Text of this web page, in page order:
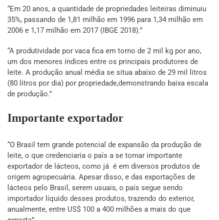
“Em 20 anos, a quantidade de propriedades leiteiras diminuiu
35%, passando de 1,81 milhão em 1996 para 1,34 milhão em
2006 e 1,17 milhão em 2017 (IBGE 2018).”
“A produtividade por vaca fica em torno de 2 mil kg por ano,
um dos menores índices entre os principais produtores de
leite. A produção anual média se situa abaixo de 29 mil litros
(80 litros por dia) por propriedade,demonstrando baixa escala
de produção.”
Importante exportador
“O Brasil tem grande potencial de expansão da produção de
leite, o que credenciaria o país a se tornar importante
exportador de lácteos, como já é em diversos produtos de
origem agropecuária. Apesar disso, e das exportações de
lácteos pelo Brasil, serem usuais, o país segue sendo
importador líquido desses produtos, trazendo do exterior,
anualmente, entre US$ 100 a 400 milhões a mais do que